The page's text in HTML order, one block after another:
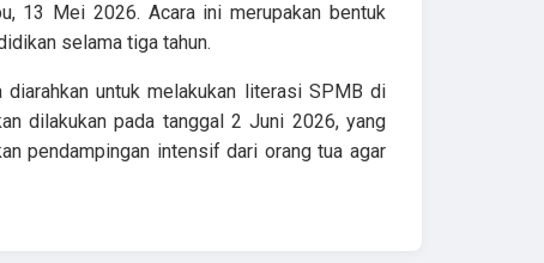
13 Mei 2026. Acara ini merupakan bentuk
selama tiga tahun.
untuk melakukan literasi SPMB di
dilakukan pada tanggal 2 Juni 2026, yang
pendampingan intensif dari orang tua agar